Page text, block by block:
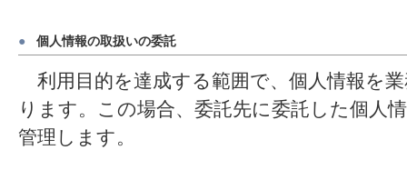
● 個人情報の取扱いの委託
利用目的を達成する範囲で、個人情報を
ります。この場合、委託先に委託した個人
管理します。